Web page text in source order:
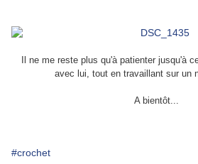
Il ne me reste plus qu'à patienter jusqu'à
avec lui, tout en travaillant sur un
A bientôt...
#crochet